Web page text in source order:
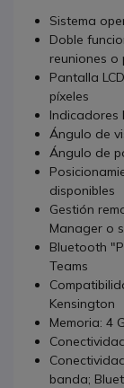
Sistema
Doble
reuniones o
Pantalla
píxeles
Indicadores
Ángulo de
Ángulo de
disponibles
Gestión
Manager o
Bluetooth
Teams
Kensington
Memoria: 4
banda;